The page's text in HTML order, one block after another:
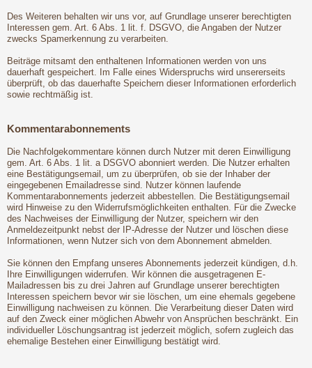
Des Weiteren behalten wir uns vor, auf Grundlage unserer berechtigten
Interessen gem. Art. 6 Abs. 1 lit. f. DSGVO, die Angaben der Nutzer
zwecks Spamerkennung zu verarbeiten.
Beiträge mitsamt den enthaltenen Informationen werden von uns
dauerhaft gespeichert. Im Falle eines Widerspruchs wird unsererseits
überprüft, ob das dauerhafte Speichern dieser Informationen erforderlich
sowie rechtmäßig ist.
Kommentarabonnements
Die Nachfolgekommentare können durch Nutzer mit deren Einwilligung
gem. Art. 6 Abs. 1 lit. a DSGVO abonniert werden. Die Nutzer erhalten
eine Bestätigungsemail, um zu überprüfen, ob sie der Inhaber der
eingegebenen Emailadresse sind. Nutzer können laufende
Kommentarabonnements jederzeit abbestellen. Die Bestätigungsemail
wird Hinweise zu den Widerrufsmöglichkeiten enthalten. Für die Zwecke
des Nachweises der Einwilligung der Nutzer, speichern wir den
Anmeldezeitpunkt nebst der IP-Adresse der Nutzer und löschen diese
Informationen, wenn Nutzer sich von dem Abonnement abmelden.
Sie können den Empfang unseres Abonnements jederzeit kündigen, d.h.
Ihre Einwilligungen widerrufen. Wir können die ausgetragenen E-
Mailadressen bis zu drei Jahren auf Grundlage unserer berechtigten
Interessen speichern bevor wir sie löschen, um eine ehemals gegebene
Einwilligung nachweisen zu können. Die Verarbeitung dieser Daten wird
auf den Zweck einer möglichen Abwehr von Ansprüchen beschränkt. Ein
individueller Löschungsantrag ist jederzeit möglich, sofern zugleich das
ehemalige Bestehen einer Einwilligung bestätigt wird.